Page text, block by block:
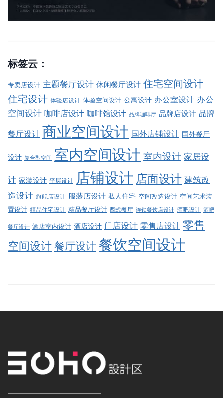
标签云：
专卖店设计 主题餐厅设计 休闲餐厅设计 住宅空间设计
住宅设计 体验店设计 体验空间设计 公寓设计 办公室设计 办公
空间设计 咖啡店设计 咖啡馆设计 品牌咖啡厅 品牌店设计 品牌
餐厅设计 商业空间设计 国外店铺设计 国外餐厅
设计 复合型空间 室内空间设计 室内设计 家居设
计 家装设计 平层设计 店铺设计 店面设计 建筑改
造设计 旗舰店设计 服装店设计 私人住宅 空间改造设计 空间艺术装
置设计 精品住宅设计 精品餐厅设计 西式餐厅 连锁餐饮店设计 酒吧设计 酒吧
餐厅设计 酒店室内设计 酒店设计 门店设计 零售店设计 零售
空间设计餐厅设计 餐饮空间设计